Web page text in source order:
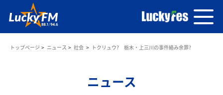
トップページ ニュース 社会 トクリュウ? 栃木・上三川の事件絡み余罪?
ニュース